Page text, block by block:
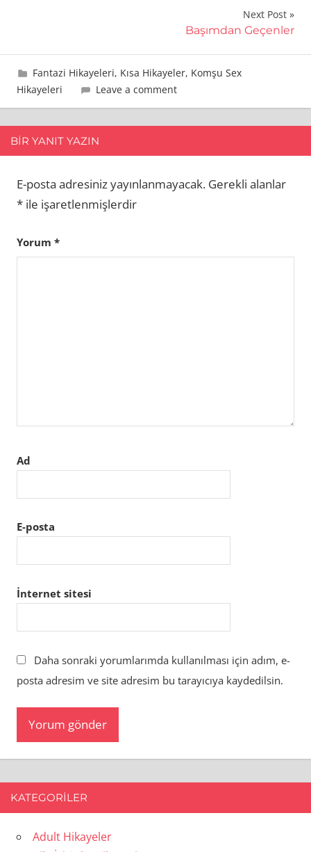
Next Post
Başımdan Geçenler
10 Aralık 2015
admin
Fantazi Hikayeleri, Kısa Hikayeler, Komşu Sex
Hikayeleri
Leave a comment
BIR YANIT YAZIN
E-posta adresiniz yayınlanmayacak. Gerekli alanlar
* ile işaretlenmişlerdir
Yorum *
Ad
E-posta
İnternet sitesi
Daha sonraki yorumlarımda kullanılması için adım, e-
posta adresim ve site adresim bu tarayıcıya kaydedilsin.
KATEGORILER
Adult Hikayeler